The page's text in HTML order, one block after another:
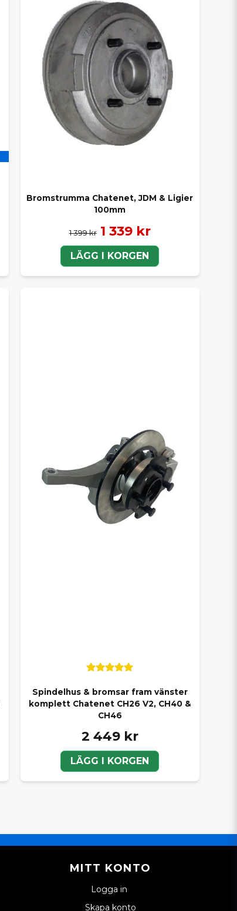
Bromstrumma Chatenet, JDM & Ligier
100mm
1 399 kr 1 339 kr
LÄGG I KORGEN
Spindelhus & bromsar fram vänster
komplett Chatenet CH26 V2, CH40 &
CH46
2 449 kr
LÄGG I KORGEN
MITT KONTO
Logga in
Skapa konto